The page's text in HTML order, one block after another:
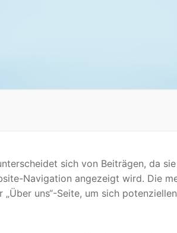
sich von Beiträgen, da
Navigation angezeigt wird. Die
uns“-Seite, um sich